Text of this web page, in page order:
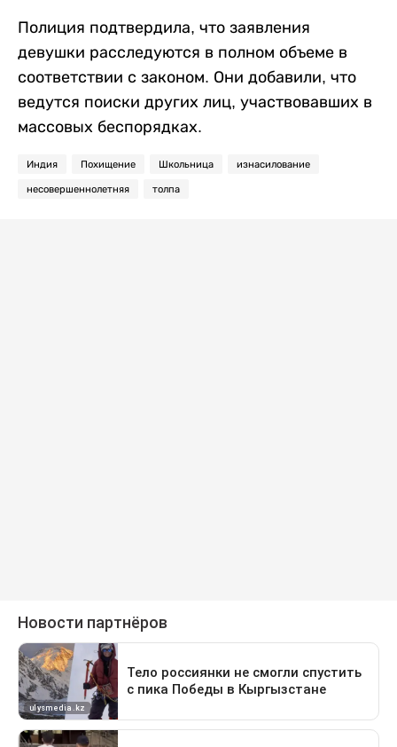
Полиция подтвердила, что заявления
девушки расследуются в полном объеме в
соответствии с законом. Они добавили, что
ведутся поиски других лиц, участвовавших в
массовых беспорядках.
Индия Похищение Школьница изнасилование
несовершеннолетняя толпа